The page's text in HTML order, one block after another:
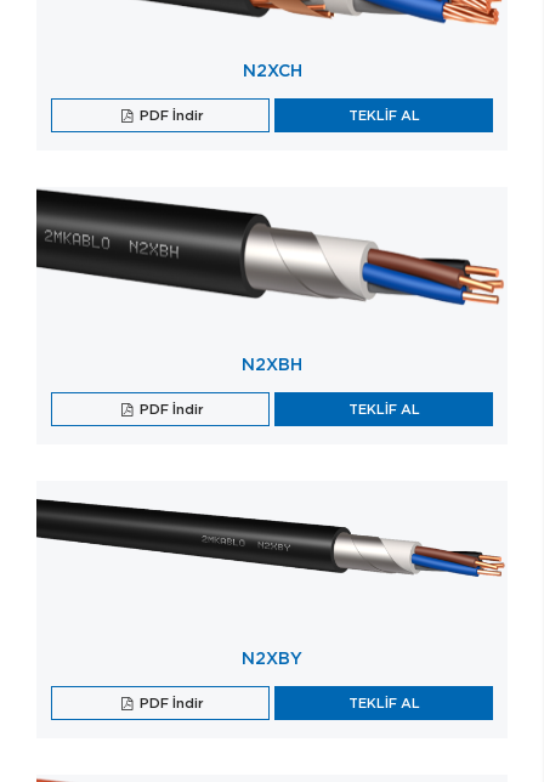
N2XCH
PDF İndir TEKLİF AL
N2XBH
PDF İndir TEKLİF AL
N2XBY
PDF İndir TEKLİF AL